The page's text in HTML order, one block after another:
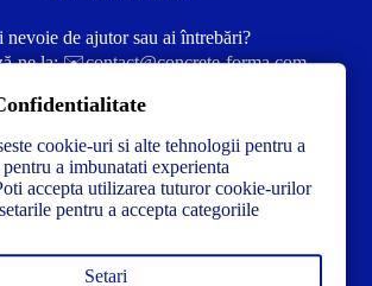
nevoie de ajutor sau ai întrebări?
ne la:✉️contact@concrete-forma.com
cookie-uri si alte tehnologii pentru a
a imbunatati experienta
accepta utilizarea tuturor cookie-urilor
pentru a accepta categoriile
Setari